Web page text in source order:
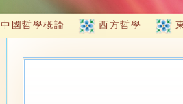
中國哲學概論 西方哲學